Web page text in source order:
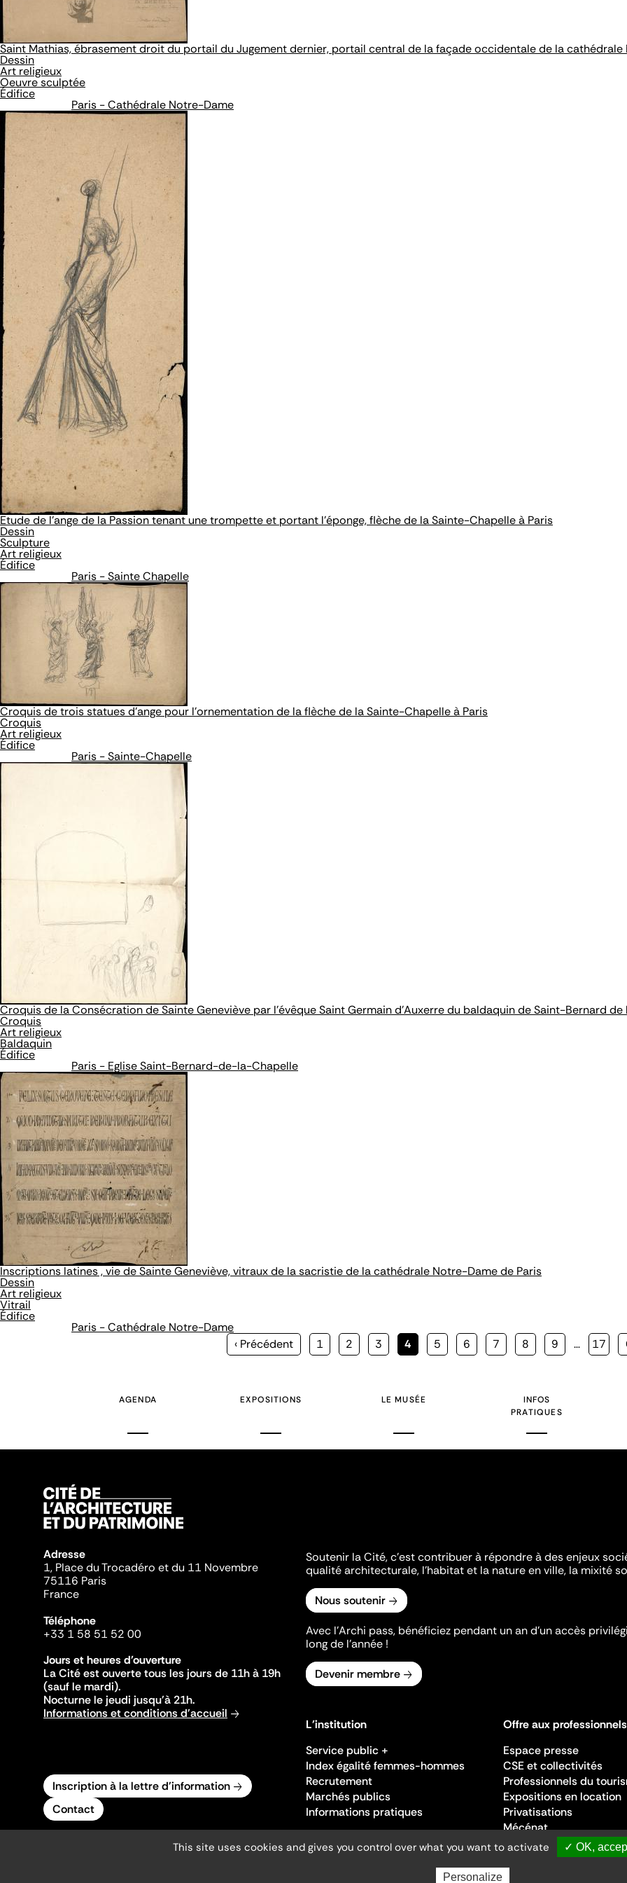
Saint Mathias, ébrasement droit du portail du Jugement dernier, portail central de la façade occidentale de la cathédrale
Dessin
Art religieux
Oeuvre sculptée
Édifice
Paris - Cathédrale Notre-Dame
Etude de l'ange de la Passion tenant une trompette et portant l'éponge, flèche de la Sainte-Chapelle à Paris
Dessin
Sculpture
Art religieux
Édifice
Paris - Sainte Chapelle
Croquis de trois statues d’ange pour l'ornementation de la flèche de la Sainte-Chapelle à Paris
Croquis
Art religieux
Édifice
Paris - Sainte-Chapelle
Croquis de la Consécration de Sainte Geneviève par l'évêque Saint Germain d'Auxerre du baldaquin de Saint-Bernard de
Croquis
Art religieux
Baldaquin
Édifice
Paris - Eglise Saint-Bernard-de-la-Chapelle
Inscriptions latines , vie de Sainte Geneviève, vitraux de la sacristie de la cathédrale Notre-Dame de Paris
Dessin
Art religieux
Vitrail
Édifice
Paris - Cathédrale Notre-Dame
Page
‹ Précédent Page
1 Page
2 Page
3
Page
4 Page
5 Page
6 Page
7 Page
8 Page
9 … Page
17
AGENDA EXPOSITIONS LE MUSÉE
INFOS
PRATIQUES
Adresse
1, Place du Trocadéro et du 11 Novembre
75116 Paris
France
Téléphone
+33 1 58 51 52 00
Jours et heures d'ouverture
La Cité est ouverte tous les jours de 11h à 19h
(sauf le mardi).
Nocturne le jeudi jusqu'à 21h.
Informations et conditions d'accueil
Inscription à la lettre d'information
Contact
Soutenir la Cité, c'est contribuer à répondre à des enjeux
qualité architecturale, l'habitat et la nature en ville, la mixité
Nous soutenir
Avec l’Archi pass, bénéficiez pendant un an d’un accès
long de l’année !
Devenir membre
L'institution
Service public +
Index égalité femmes-hommes
Recrutement
Marchés publics
Informations pratiques
Offre aux professionnels
Espace presse
CSE et collectivités
Professionnels du
Expositions en location
Privatisations
Mécénat
This site uses cookies and gives you control over what you want to activate ✓ OK,
Personalize